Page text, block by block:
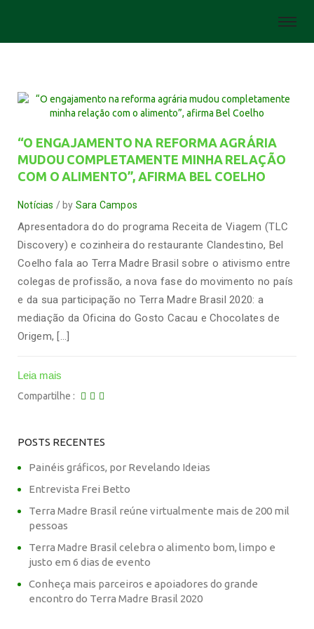
“O ENGAJAMENTO NA REFORMA AGRÁRIA
MUDOU COMPLETAMENTE MINHA RELAÇÃO
COM O ALIMENTO”, AFIRMA BEL COELHO
Notícias by Sara Campos
Apresentadora do do programa Receita de Viagem (TLC
Discovery) e cozinheira do restaurante Clandestino, Bel
Coelho fala ao Terra Madre Brasil sobre o ativismo entre
colegas de profissão, a nova fase do movimento no país
e da sua participação no Terra Madre Brasil 2020: a
mediação da Oficina do Gosto Cacau e Chocolates de
Origem, […]
Leia mais
Compartilhe
POSTS RECENTES
Painéis gráficos, por Revelando Ideias
Entrevista Frei Betto
Terra Madre Brasil reúne virtualmente mais de 200 mil
pessoas
Terra Madre Brasil celebra o alimento bom, limpo e
justo em 6 dias de evento
Conheça mais parceiros e apoiadores do grande
encontro do Terra Madre Brasil 2020